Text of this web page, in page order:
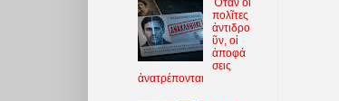
Ὅταν οἱ
πολῖτες
ἀντιδρο
ῦν, οἱ
ἀποφά
σεις
ἀνατρέπονται